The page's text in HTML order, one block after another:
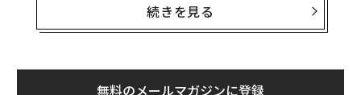
らの信号を読み取って反応したり、自律的に動いて自然
な動きを可能にする「人間のためのロボット脚」を作り
しかし、そうした「バイオニクス」と呼ばれるロボット
続きを見る
無料のメールマガジンに登録